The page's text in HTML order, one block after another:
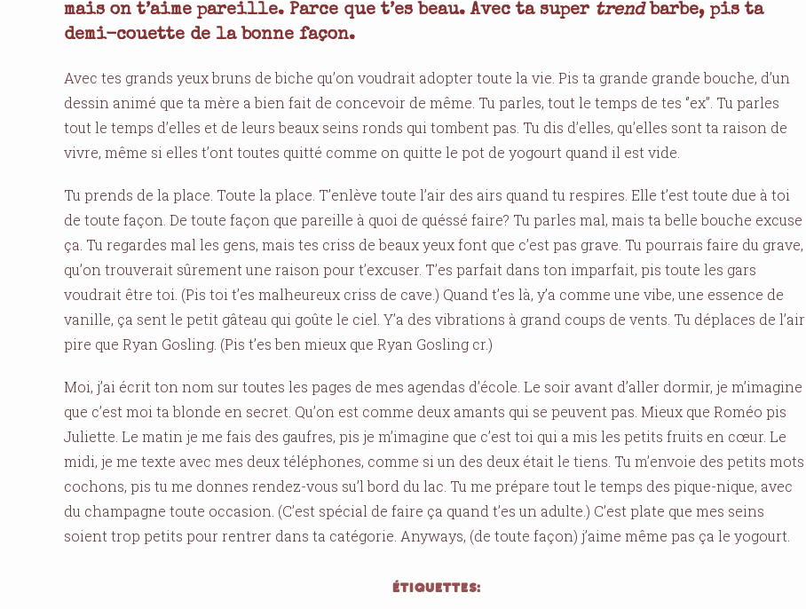
mais on t’aime pareille. Parce que t’es beau. Avec ta super trendbarbe, pis ta
demi-couette de la bonne façon.
Avec tes grands yeux bruns de biche qu’on voudrait adopter toute la vie. Pis ta grande grande bouche, d’un
dessin animé que ta mère a bien fait de concevoir de même. Tu parles, tout le temps de tes ‘’ex’’. Tu parles
tout le temps d’elles et de leurs beaux seins ronds qui tombent pas. Tu dis d’elles, qu’elles sont ta raison de
vivre, même si elles t’ont toutes quitté comme on quitte le pot de yogourt quand il est vide.
Tu prends de la place. Toute la place. T’enlève toute l’air des airs quand tu respires. Elle t’est toute due à toi
de toute façon. De toute façon que pareille à quoi de quéssé faire? Tu parles mal, mais ta belle bouche excuse
ça. Tu regardes mal les gens, mais tes criss de beaux yeux font que c’est pas grave. Tu pourrais faire du grave,
qu’on trouverait sûrement une raison pour t’excuser. T’es parfait dans ton imparfait, pis toute les gars
voudrait être toi. (Pis toi t’es malheureux criss de cave.) Quand t’es là, y’a comme une vibe, une essence de
vanille, ça sent le petit gâteau qui goûte le ciel. Y’a des vibrations à grand coups de vents. Tu déplaces de l’air
pire que Ryan Gosling. (Pis t’es ben mieux que Ryan Gosling cr.)
Moi, j’ai écrit ton nom sur toutes les pages de mes agendas d’école. Le soir avant d’aller dormir, je m’imagine
que c’est moi ta blonde en secret. Qu’on est comme deux amants qui se peuvent pas. Mieux que Roméo pis
Juliette. Le matin je me fais des gaufres, pis je m’imagine que c’est toi qui a mis les petits fruits en cœur. Le
midi, je me texte avec mes deux téléphones, comme si un des deux était le tiens. Tu m’envoie des petits mots
cochons, pis tu me donnes rendez-vous su’l bord du lac. Tu me prépare tout le temps des pique-nique, avec
du champagne toute occasion. (C’est spécial de faire ça quand t’es un adulte.) C’est plate que mes seins
soient trop petits pour rentrer dans ta catégorie. Anyways, (de toute façon) j’aime même pas ça le yogourt.
ÉTIQUETTES: